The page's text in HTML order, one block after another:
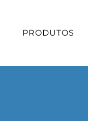
PRODUTOS